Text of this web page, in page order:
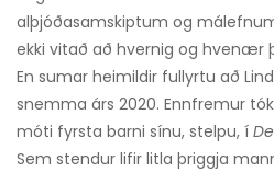
alþjóðasamskiptum og
ekki vitað að hvernig og hvenær
En sumar heimildir fullyrtu að
snemma árs 2020. Ennfremur
móti fyrsta barni sínu, stelpu, í
Sem stendur lifir litla þriggja